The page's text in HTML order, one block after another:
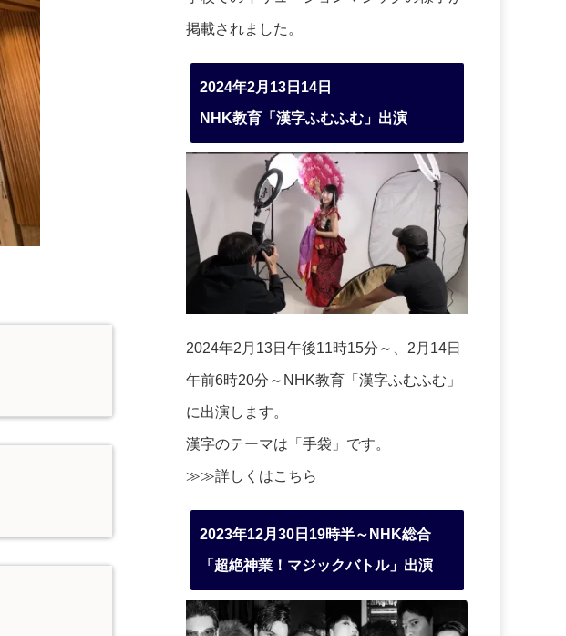
掲載されました。
2024年2月13日14日
NHK教育「漢字ふむふむ」出演
2024年2月13日午後11時15分～、2月14日
午前6時20分～NHK教育「漢字ふむふむ」
に出演します。
漢字のテーマは「手袋」です。
≫≫詳しくはこちら
2023年12月30日19時半～NHK総合
「超絶神業！マジックバトル」出演